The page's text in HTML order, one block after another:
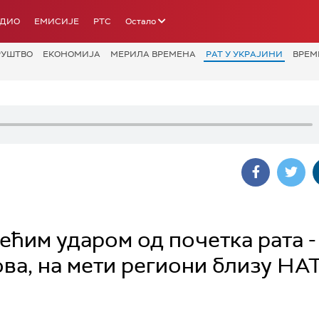
ЕМИСИЈЕ РТС Остало
ЕКОНОМИЈА МЕРИЛА ВРЕМЕНА РАТ У УКРАЈИНИ
ударом од почетка рата -
на мети региони близу